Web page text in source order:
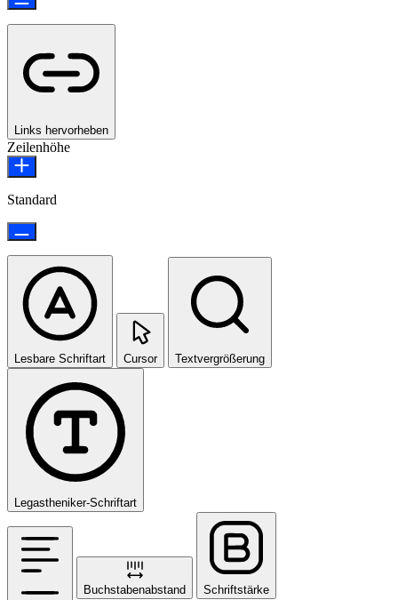
Links hervorheben
Zeilenhöhe
Standard
Lesbare Schriftart Cursor Textvergrößerung
Legastheniker-Schriftart
Buchstabenabstand Schriftstärke